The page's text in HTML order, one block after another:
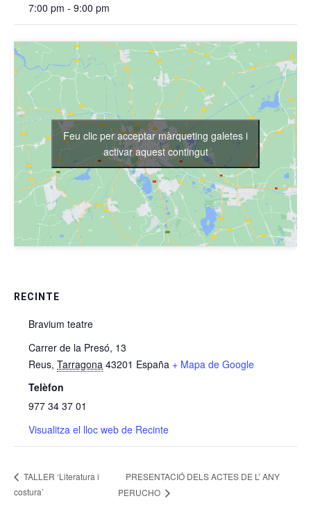
7:00 pm - 9:00 pm
RECINTE
Bravium teatre
Carrer de la Presó, 13
Reus, Tarragona 43201 España + Mapa de Google
Telèfon
977 34 37 01
Visualitza el lloc web de Recinte
Feu clic per acceptar màrqueting galetes i
activar aquest contingut
TALLER ‘Literatura i
costura’
PRESENTACIÓ DELS ACTES DE L’ ANY
PERUCHO